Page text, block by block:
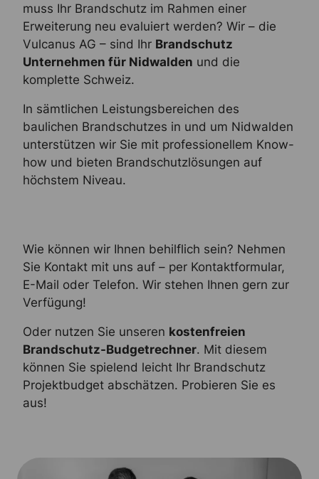
muss Ihr Brandschutz im Rahmen einer
Erweiterung neu evaluiert werden? Wir – die
Vulcanus AG – sind Ihr Brandschutz
Unternehmen für Nidwalden und die
komplette Schweiz.
In sämtlichen Leistungsbereichen des
baulichen Brandschutzes in und um Nidwalden
unterstützen wir Sie mit professionellem Know-
how und bieten Brandschutzlösungen auf
höchstem Niveau.
Wie können wir Ihnen behilflich sein? Nehmen
Sie Kontakt mit uns auf – per Kontaktformular,
E-Mail oder Telefon. Wir stehen Ihnen gern zur
Verfügung!
Oder nutzen Sie unseren kostenfreien
Brandschutz-Budgetrechner. Mit diesem
können Sie spielend leicht Ihr Brandschutz
Projektbudget abschätzen. Probieren Sie es
aus!